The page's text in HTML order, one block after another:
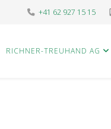
+41 62 927 15 15
RICHNER-TREUHAND AG